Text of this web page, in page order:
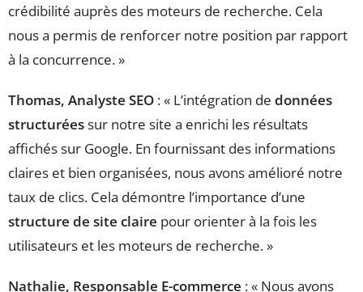
crédibilité auprès des moteurs de recherche. Cela
nous a permis de renforcer notre position par rapport
à la concurrence. »
Thomas, Analyste SEO : « L’intégration de données
structuréessur notre site a enrichi les résultats
affichés sur Google. En fournissant des informations
claires et bien organisées, nous avons amélioré notre
taux de clics. Cela démontre l’importance d’une
structure de site claire pour orienter à la fois les
utilisateurs et les moteurs de recherche. »
Nathalie, Responsable E-commerce : « Nous avons